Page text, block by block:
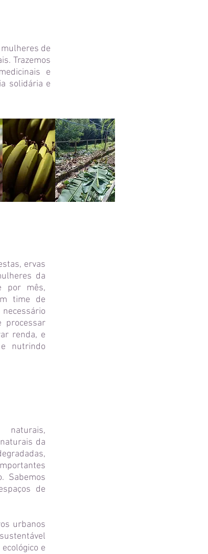
de
Trazemos
e
solidária e
ervas
da
por mês,
time de
processar
renda, e
nutrindo
naturais,
da
Sabemos
de
urbanos
e